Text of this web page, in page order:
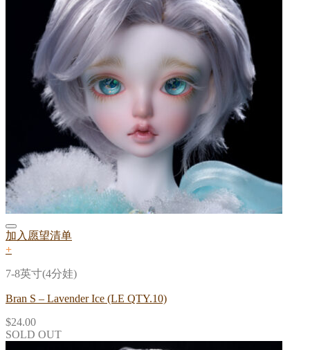
加入愿望清单
+
7-8英寸(4分娃)
Bran S – Lavender Ice (LE QTY.10)
$24.00
SOLD OUT